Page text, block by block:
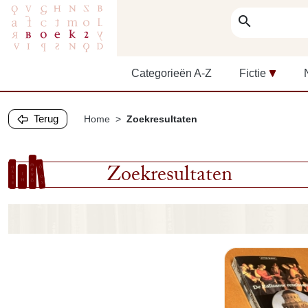
search
Categorieën A-Z Fictie
Terug Home Zoekresultaten
Zoekresultaten